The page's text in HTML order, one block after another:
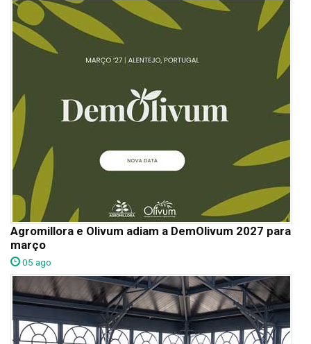
Agromillora e Olivum adiam a DemOlivum 2027 para
março
05 ago